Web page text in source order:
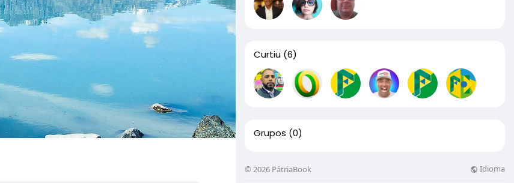
Curtiu (6)
Grupos (0)
© 2026 PátriaBook Idioma